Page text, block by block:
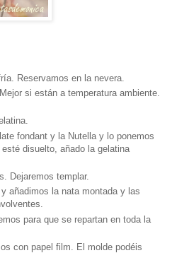
Reservamos en la nevera.
si están a temperatura ambiente.
fondant y la Nutella y lo ponemos
disuelto, añado la gelatina
Dejaremos templar.
añadimos la nata montada y las
para que se repartan en toda la
con papel film. El molde podéis